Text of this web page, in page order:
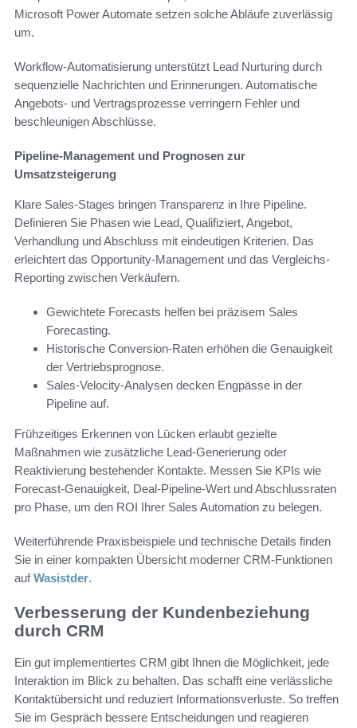
Microsoft Power Automate setzen solche Abläufe zuverlässig
um.
Workflow-Automatisierung unterstützt Lead Nurturing durch
sequenzielle Nachrichten und Erinnerungen. Automatische
Angebots- und Vertragsprozesse verringern Fehler und
beschleunigen Abschlüsse.
Pipeline-Management und Prognosen zur
Umsatzsteigerung
Klare Sales-Stages bringen Transparenz in Ihre Pipeline.
Definieren Sie Phasen wie Lead, Qualifiziert, Angebot,
Verhandlung und Abschluss mit eindeutigen Kriterien. Das
erleichtert das Opportunity-Management und das Vergleichs-
Reporting zwischen Verkäufern.
Gewichtete Forecasts helfen bei präzisem Sales
Forecasting.
Historische Conversion-Raten erhöhen die Genauigkeit
der Vertriebsprognose.
Sales-Velocity-Analysen decken Engpässe in der
Pipeline auf.
Frühzeitiges Erkennen von Lücken erlaubt gezielte
Maßnahmen wie zusätzliche Lead-Generierung oder
Reaktivierung bestehender Kontakte. Messen Sie KPIs wie
Forecast-Genauigkeit, Deal-Pipeline-Wert und Abschlussraten
pro Phase, um den ROI Ihrer Sales Automation zu belegen.
Weiterführende Praxisbeispiele und technische Details finden
Sie in einer kompakten Übersicht moderner CRM-Funktionen
aufWasistder.
Verbesserung der Kundenbeziehung
durch CRM
Ein gut implementiertes CRM gibt Ihnen die Möglichkeit, jede
Interaktion im Blick zu behalten. Das schafft eine verlässliche
Kontaktübersicht und reduziert Informationsverluste. So treffen
Sie im Gespräch bessere Entscheidungen und reagieren